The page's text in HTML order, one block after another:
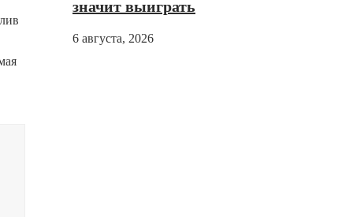
значит выиграть
6 августа, 2026